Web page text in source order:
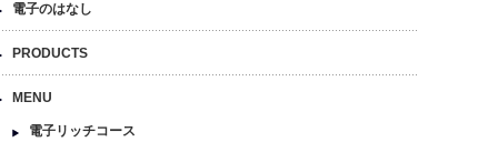
電子のはなし
PRODUCTS
MENU
電子リッチコース